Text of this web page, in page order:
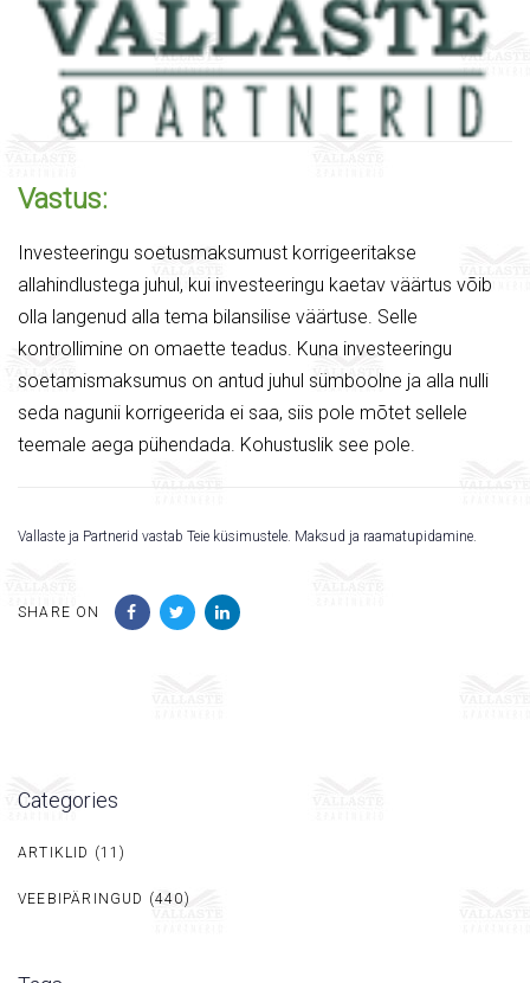
Vastus:
Investeeringu soetusmaksumust korrigeeritakse
allahindlustega juhul, kui investeeringu kaetav väärtus võib
olla langenud alla tema bilansilise väärtuse. Selle
kontrollimine on omaette teadus. Kuna investeeringu
soetamismaksumus on antud juhul sümboolne ja alla nulli
seda nagunii korrigeerida ei saa, siis pole mõtet sellele
teemale aega pühendada. Kohustuslik see pole.
Vallaste ja Partnerid vastab Teie küsimustele. Maksud ja raamatupidamine.
SHARE ON
Categories
ARTIKLID (11)
VEEBIPÄRINGUD (440)